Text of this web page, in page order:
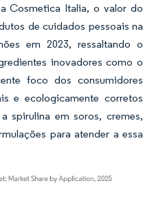
Cosmetica Italia, o valor do
de cuidados pessoais na
em 2023, ressaltando o
inovadores como o
foco dos consumidores
e ecologicamente corretos
spirulina em soros, cremes,
para atender a essa